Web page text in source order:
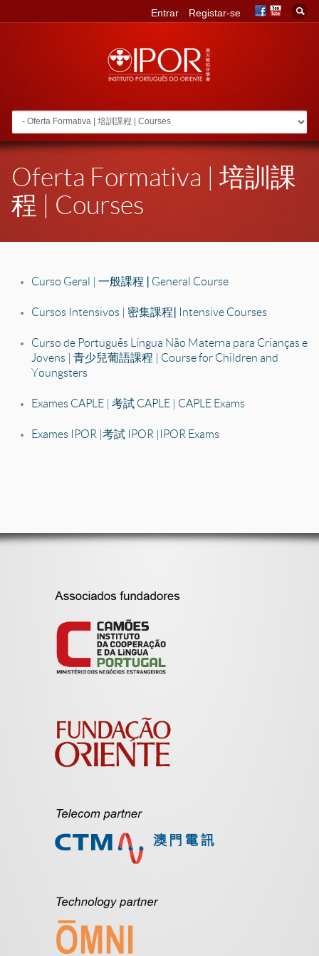
Go to:
Entrar Registar-se
Oferta Formativa | 培訓課
程 | Courses
Curso Geral | 一般課程 | General Course
Cursos Intensivos | 密集課程| Intensive Courses
Curso de Português Língua Não Materna para Crianças e
Jovens | 青少兒葡語課程 | Course for Children and
Youngsters
Exames CAPLE | 考試 CAPLE | CAPLE Exams
Exames IPOR | 考試 IPOR | IPOR Exams